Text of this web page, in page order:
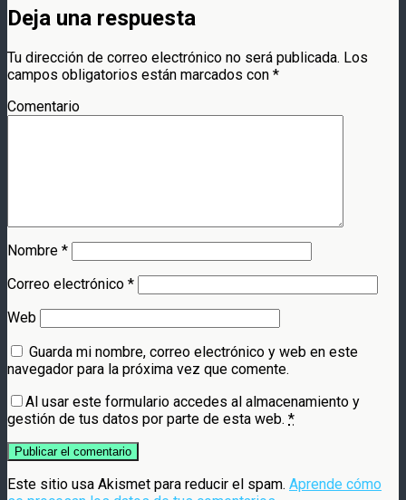
Deja una respuesta
Tu dirección de correo electrónico no será publicada. Los
campos obligatorios están marcados con *
Comentario
Nombre *
Correo electrónico *
Web
Guarda mi nombre, correo electrónico y web en este
navegador para la próxima vez que comente.
Al usar este formulario accedes al almacenamiento y
gestión de tus datos por parte de esta web. *
Este sitio usa Akismet para reducir el spam. Aprende cómo